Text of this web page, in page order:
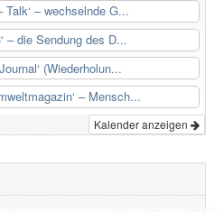
Talk‘ – wechselnde G...
– die Sendung des D...
(Wiederholun...
– Mensch...
Kalender anzeigen